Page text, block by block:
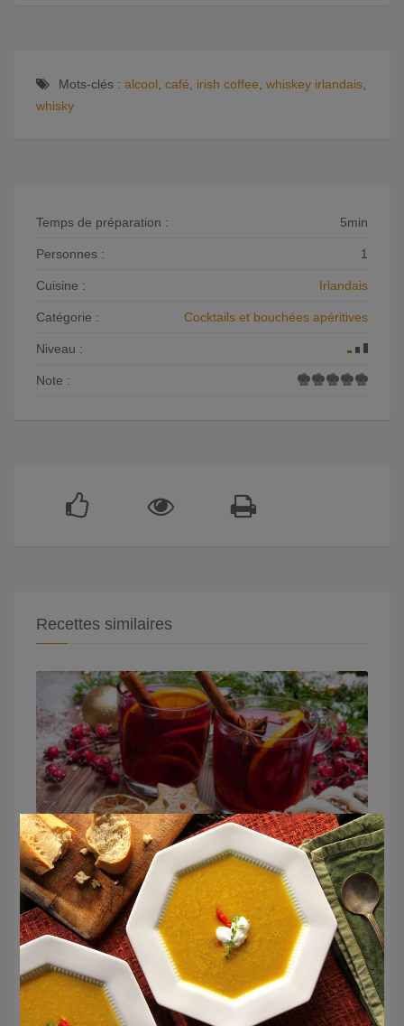
Mots-clés : alcool café irish coffee whiskey irlandais
whisky
Temps de préparation : 5min
Personnes : 1
Cuisine : Irlandais
Catégorie : Cocktails et bouchées apéritives
Niveau :
Note :
Recettes similaires
Vin chaud
×